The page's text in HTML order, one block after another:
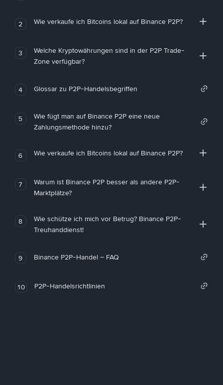
2 Wie verkaufe ich Bitcoins lokal auf Binance P2P?
3
Welche Kryptowährungen sind in der P2P Trade-
Zone verfügbar?
4 Glossar zu P2P-Handelsbegriffen
5
Wie fügt man auf Binance P2P eine neue
Zahlungsmethode hinzu?
6 Wie verkaufe ich Bitcoins lokal auf Binance P2P?
7
Warum ist Binance P2P besser als andere P2P-
Marktplätze?
8
Wie schütze ich mich vor Betrug? Binance P2P-
Treuhanddienst!
9 Binance P2P-Handel – FAQ
10 P2P-Handelsrichtlinien